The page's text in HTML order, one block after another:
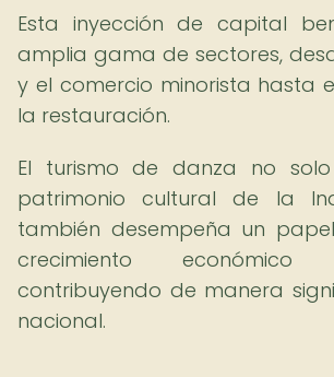
Esta inyección de capital
amplia gama de sectores,
y el comercio minorista hasta
la restauración.
El turismo de danza no
patrimonio cultural de la
también desempeña un
crecimiento
contribuyendo de manera
nacional.